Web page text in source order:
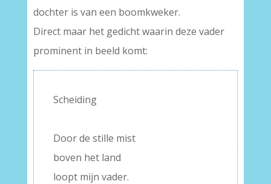
dochter is van een boomkweker.
Direct maar het gedicht waarin deze vader
prominent in beeld komt:
Scheiding
Door de stille mist
boven het land
loopt mijn vader.